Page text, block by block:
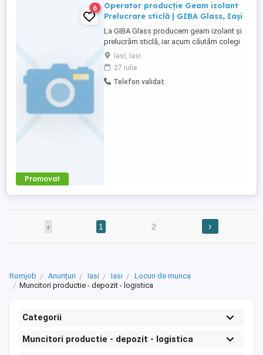
Promovat
6
Operator producție Geam izolant
Prelucrare sticlă | GIBA Glass, Iași
La GIBA Glass producem geam izolant și
prelucrăm sticlă, iar acum căutăm colegi
serioși pentru echipa de producție, pe
diverse posturi. Ce vei face concret:
Activitatea implică, în principal,
manipularea pieselor de sticlă pe
Iasi, Iasi
27 iulie
Telefon validat
‹ 1 2 ›
Romjob Anunțuri Iasi Iasi
Locuri de munca
Muncitori productie - depozit - logistica
Categorii
Muncitori productie - depozit - logistica